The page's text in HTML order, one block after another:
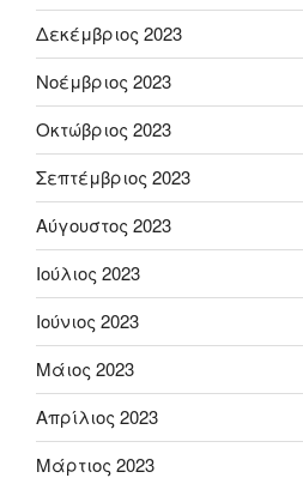
Δεκέμβριος 2023
Νοέμβριος 2023
Οκτώβριος 2023
Σεπτέμβριος 2023
Αύγουστος 2023
Ιούλιος 2023
Ιούνιος 2023
Μάιος 2023
Απρίλιος 2023
Μάρτιος 2023